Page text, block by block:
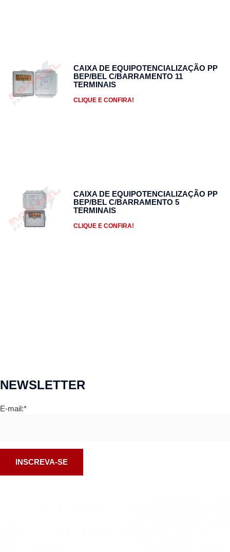
CAIXA DE EQUIPOTENCIALIZAÇÃO PP
BEP/BEL C/BARRAMENTO 11
TERMINAIS
CLIQUE E CONFIRA!
CAIXA DE EQUIPOTENCIALIZAÇÃO PP
BEP/BEL C/BARRAMENTO 5
TERMINAIS
CLIQUE E CONFIRA!
NEWSLETTER
E-mail:*